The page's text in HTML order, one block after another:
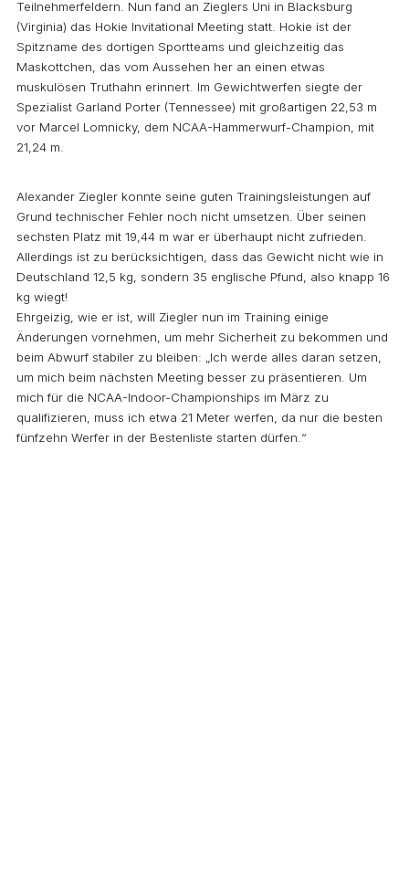
Teilnehmerfeldern. Nun fand an Zieglers Uni in Blacksburg
(Virginia) das Hokie Invitational Meeting statt. Hokie ist der
Spitzname des dortigen Sportteams und gleichzeitig das
Maskottchen, das vom Aussehen her an einen etwas
muskulösen Truthahn erinnert. Im Gewichtwerfen siegte der
Spezialist Garland Porter (Tennessee) mit großartigen 22,53 m
vor Marcel Lomnicky, dem NCAA-Hammerwurf-Champion, mit
21,24 m.
Alexander Ziegler konnte seine guten Trainingsleistungen auf
Grund technischer Fehler noch nicht umsetzen. Über seinen
sechsten Platz mit 19,44 m war er überhaupt nicht zufrieden.
Allerdings ist zu berücksichtigen, dass das Gewicht nicht wie in
Deutschland 12,5 kg, sondern 35 englische Pfund, also knapp 16
kg wiegt!
Ehrgeizig, wie er ist, will Ziegler nun im Training einige
Änderungen vornehmen, um mehr Sicherheit zu bekommen und
beim Abwurf stabiler zu bleiben: „Ich werde alles daran setzen,
um mich beim nächsten Meeting besser zu präsentieren. Um
mich für die NCAA-Indoor-Championships im März zu
qualifizieren, muss ich etwa 21 Meter werfen, da nur die besten
fünfzehn Werfer in der Bestenliste starten dürfen.“